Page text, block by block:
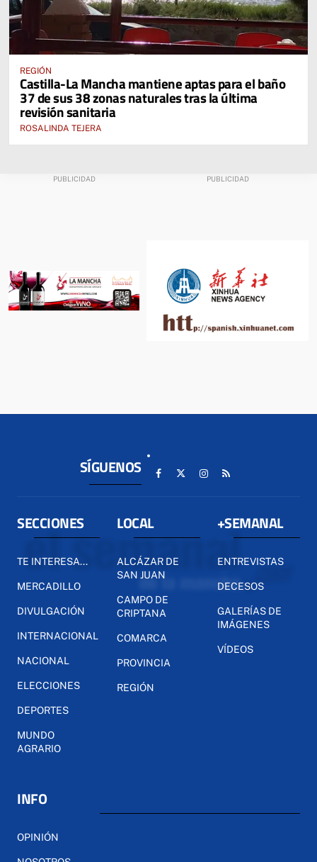
REGIÓN
Castilla-La Mancha mantiene aptas para el baño
37 de sus 38 zonas naturales tras la última
revisión sanitaria
ROSALINDA TEJERA
SÍGUENOS
SECCIONES
TE INTERESA...
MERCADILLO
DIVULGACIÓN
INTERNACIONAL
NACIONAL
ELECCIONES
DEPORTES
MUNDO
AGRARIO
LOCAL
ALCÁZAR DE
SAN JUAN
CAMPO DE
CRIPTANA
COMARCA
PROVINCIA
REGIÓN
+SEMANAL
ENTREVISTAS
DECESOS
GALERÍAS DE
IMÁGENES
VÍDEOS
INFO
OPINIÓN